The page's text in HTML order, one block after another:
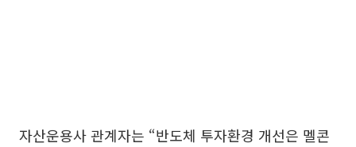
자산운용사 관계자는 “반도체 투자환경 개선은 멜콘